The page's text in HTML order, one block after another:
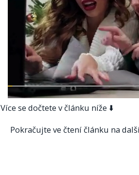
Více se dočtete v článku níže ⬇️
Pokračujte ve čtení článku na